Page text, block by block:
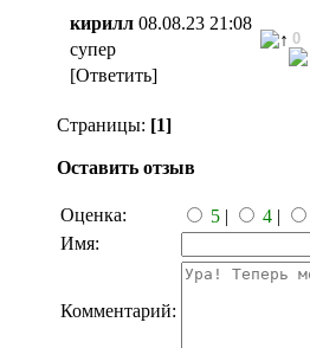
кирилл 08.08.23 21:08
супер
[Ответить]
0
Страницы: [1]
Оставить отзыв
Оценка: 5 | 4 |
Имя:
Комментарий: